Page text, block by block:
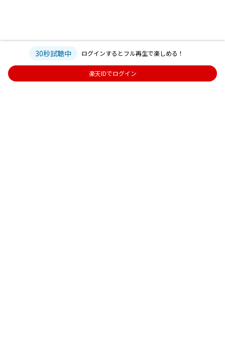
30秒試聴中 ログインするとフル再生で楽しめる！
楽天IDでログイン